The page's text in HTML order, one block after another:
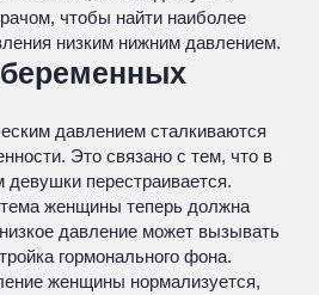
чтобы найти наиболее
низким нижним давлением.
давлением сталкиваются
Это связано с тем, что в
девушки перестраивается.
женщины теперь должна
давление может вызывать
гормонального фона.
женщины нормализуется,